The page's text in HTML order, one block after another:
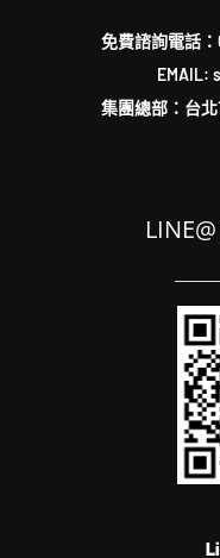
免費諮詢電話：
EMAIL:
集團總部：台